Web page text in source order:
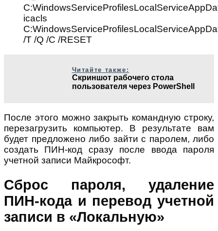
icacls
/T /Q /C /RESET
Читайте также:
Скриншот рабочего стола
пользователя через PowerShell
После этого можно закрыть командную строку,
перезагрузить компьютер. В результате вам
будет предложено либо зайти с паролем, либо
создать ПИН-код сразу после ввода пароля
учетной записи Майкрософт.
Сброс пароля, удаление
ПИН-кода и перевод учетной
записи в «Локальную»